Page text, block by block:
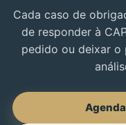
Cada caso de
de responder à
pedido ou deixar o